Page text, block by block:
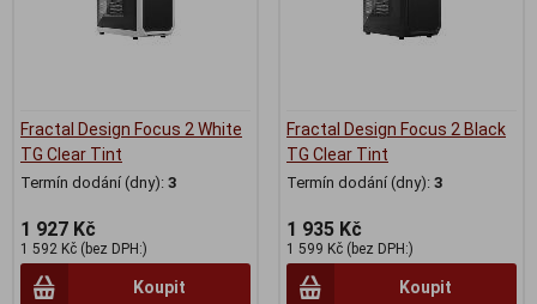
Fractal Design Focus 2 White
TG Clear Tint
Termín dodání (dny): 3
1 927 Kč
1 592 Kč (bez DPH:)
Koupit
Fractal Design Focus 2 Black
TG Clear Tint
Termín dodání (dny): 3
1 935 Kč
1 599 Kč (bez DPH:)
Koupit